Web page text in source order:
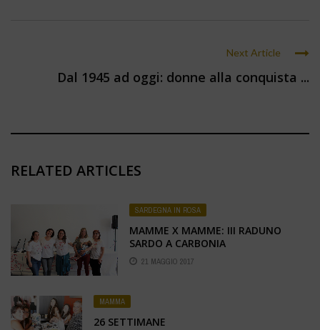
Next Article
Dal 1945 ad oggi: donne alla conquista ...
RELATED ARTICLES
SARDEGNA IN ROSA
MAMME X MAMME: III RADUNO
SARDO A CARBONIA
21 MAGGIO 2017
MAMMA
26 SETTIMANE